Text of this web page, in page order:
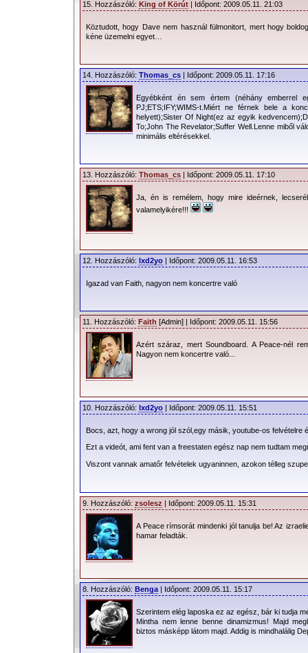
15. Hozzászóló: King of Körút | Időpont: 2009.05.11. 21:03
Köztudott, hogy Dave nem használ fülmonitort, mert hogy
kéne üzemelni egyet…
14. Hozzászóló: Thomas_cs | Időpont: 2009.05.11. 17:16
Egyébként én sem értem (néhány emberrel
PJ;ETS;IFY;WIMS-t.Miért ne férnek bele a
helyett);Sister Of Night(ez az egyik
To;John The Revelator;Suffer Well.Lenne miből
minimális eltérésekkel.
13. Hozzászóló: Thomas_cs | Időpont: 2009.05.11. 17:10
Ja, én is remélem, hogy mire ideérnek,
valamelyikére!!!
12. Hozzászóló: lxd2yo | Időpont: 2009.05.11. 16:53
Igazad van Faith, nagyon nem koncertre való
11. Hozzászóló: Faith [Admin] | Időpont: 2009.05.11. 15:56
Azért száraz, mert Soundboard. A Peace-nél
Nagyon nem koncertre való...
10. Hozzászóló: lxd2yo | Időpont: 2009.05.11. 15:51
Bocs, azt, hogy a wrong jól szól,egy másik, youtube-os felvételre
Ezt a videót, ami fent van a freestaten egész nap nem tudtam
Viszont vannak amatőr felvételek ugyaninnen, azokon télleg
9. Hozzászóló: zsolesz | Időpont: 2009.05.11. 15:31
A Peace rímsorát mindenki jól tanulja be! Az
hamar feladták.
8. Hozzászóló: Benga | Időpont: 2009.05.11. 15:17
Szerintem elég laposka ez az egész, bár ki tudja
Mintha nem lenne benne dinamizmus! Majd
biztos másképp látom majd. Addig is mindhalálig